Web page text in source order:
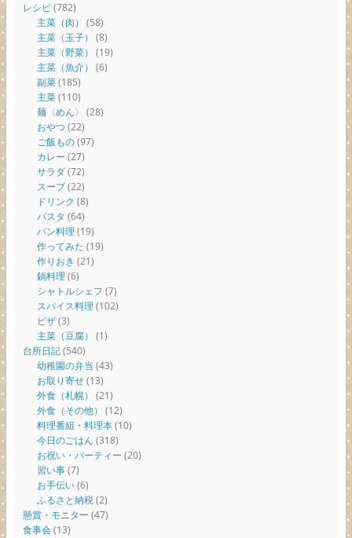
レシピ(782)
主菜（肉） (58)
主菜（玉子） (8)
主菜（野菜） (19)
主菜（魚介） (6)
副菜(185)
主菜(110)
麺〈めん〉 (28)
おやつ (22)
ご飯もの(97)
カレー (27)
サラダ(72)
スープ(22)
ドリンク (8)
パスタ (64)
パン料理 (19)
作ってみた (19)
作りおき (21)
鍋料理 (6)
シャトルシェフ (7)
スパイス料理 (102)
ピザ(3)
主菜（豆腐） (1)
台所日記(540)
幼稚園の弁当 (43)
お取り寄せ(13)
外食（札幌） (21)
外食（その他） (12)
料理番組・料理本(10)
今日のごはん (318)
お祝い・パーティー (20)
習い事(7)
お手伝い(6)
ふるさと納税(2)
懸賞・モニター (47)
食事会(13)